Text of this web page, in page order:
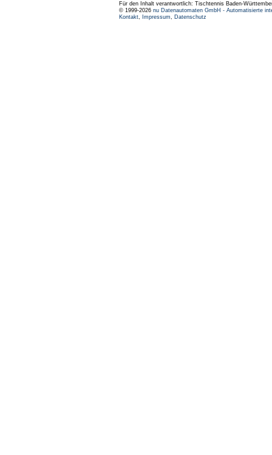
Für den Inhalt verantwortlich: Tischtennis Baden-
© 1999-2026 nu Datenautomaten GmbH - Automatisierte
Kontakt, Impressum, Datenschutz